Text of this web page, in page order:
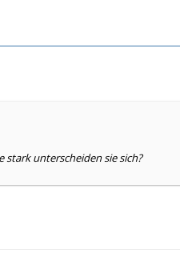
stark unterscheiden sie sich?